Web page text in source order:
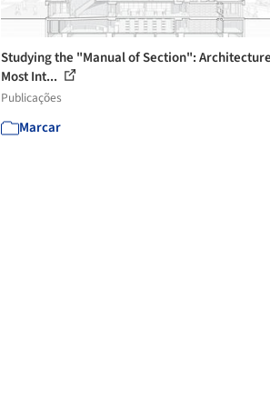
Studying the "Manual of Section":
Most Int...
Publicações
Marcar